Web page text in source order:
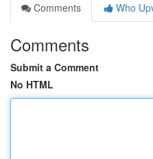
Comments
Who
Comments
Submit a Comment
No HTML